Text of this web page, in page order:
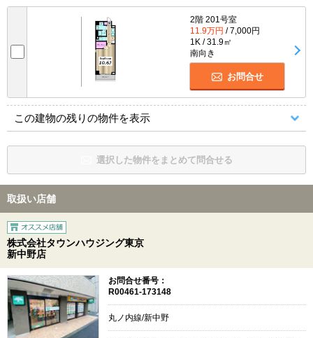
2階 201号室
11.9万円 / 7,000円
1K / 31.9㎡
南向き
お問合せ
この建物の残りの物件を表示
選択した物件をまとめて問合せる
取扱い店舗
株式会社タウンハウジング東京
新中野店
お問合せ番号：
R00461-173148
丸ノ内線/新中野